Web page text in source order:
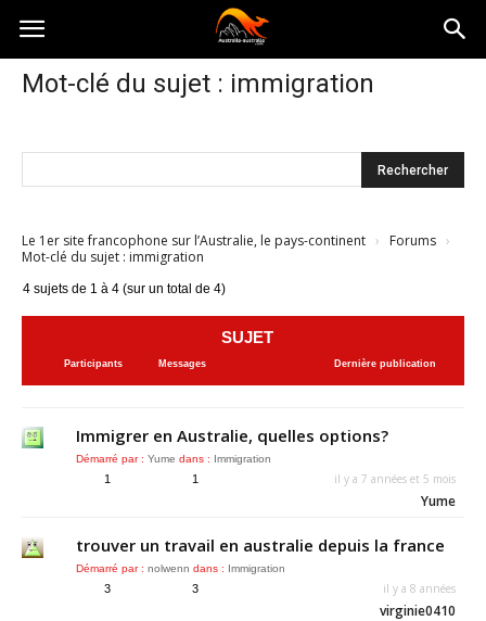
Australia-
Mot-clé du sujet : immigration
Le 1er site francophone sur l’Australie, le pays-continent › Forums ›
Mot-clé du sujet : immigration
4 sujets de 1 à 4 (sur un total de 4)
SUJET
Participants Messages Dernière publication
Immigrer en Australie, quelles options?
Démarré par : Yume dans : Immigration
1 1 il y a 7 années et 5 mois
Yume
trouver un travail en australie depuis la france
Démarré par : nolwenn dans : Immigration
3 3 il y a 8 années
virginie0410